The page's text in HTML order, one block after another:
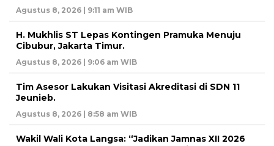
Agustus 8, 2026 | 9:11 am WIB
H. Mukhlis ST Lepas Kontingen Pramuka Menuju
Cibubur, Jakarta Timur.
Agustus 8, 2026 | 9:06 am WIB
Tim Asesor Lakukan Visitasi Akreditasi di SDN 11
Jeunieb.
Agustus 8, 2026 | 8:58 am WIB
Wakil Wali Kota Langsa: “Jadikan Jamnas XII 2026